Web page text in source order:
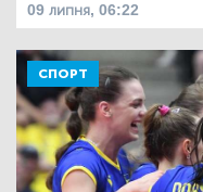
09 липня, 06:22
СПОРТ